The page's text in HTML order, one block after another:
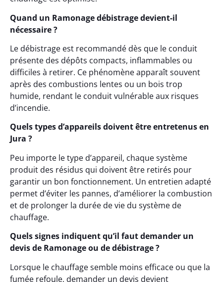
Quand un Ramonage débistrage devient-il
nécessaire ?
Le débistrage est recommandé dès que le conduit
présente des dépôts compacts, inflammables ou
difficiles à retirer. Ce phénomène apparaît souvent
après des combustions lentes ou un bois trop
humide, rendant le conduit vulnérable aux risques
d’incendie.
Quels types d’appareils doivent être entretenus en
Jura ?
Peu importe le type d’appareil, chaque système
produit des résidus qui doivent être retirés pour
garantir un bon fonctionnement. Un entretien adapté
permet d’éviter les pannes, d’améliorer la combustion
et de prolonger la durée de vie du système de
chauffage.
Quels signes indiquent qu’il faut demander un
devis de Ramonage ou de débistrage ?
Lorsque le chauffage semble moins efficace ou que la
fumée refoule, demander un devis devient